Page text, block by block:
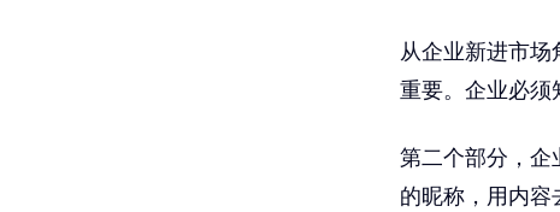
从企业新进市
重要。企业必须
第二个部分，企
的昵称，用内